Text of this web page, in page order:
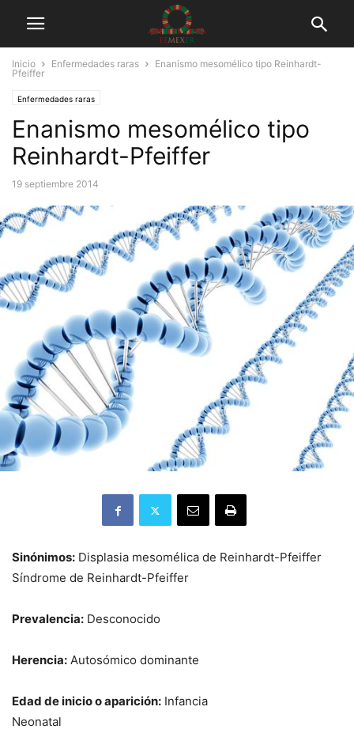
Inicio Enfermedades raras
Enanismo mesomélico tipo Reinhardt-
Pfeiffer
Enfermedades raras
Enanismo mesomélico tipo
Reinhardt-Pfeiffer
19 septiembre 2014
Sinónimos: Displasia mesomélica de Reinhardt-Pfeiffer
Síndrome de Reinhardt-Pfeiffer
Prevalencia: Desconocido
Herencia: Autosómico dominante
Edad de inicio o aparición: Infancia
Neonatal